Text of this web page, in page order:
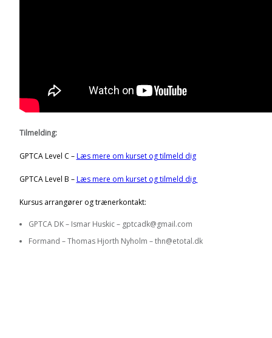
Tilmelding:
GPTCA Level C –Læs mere om kurset og tilmeld dig
GPTCA Level B –Læs mere om kurset og tilmeld dig
Kursus arrangører og trænerkontakt:
GPTCA DK – Ismar Huskic – gptcadk@gmail.com
Formand – Thomas Hjorth Nyholm – thn@etotal.dk